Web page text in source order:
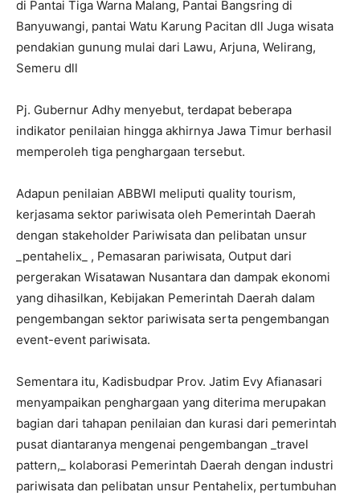
di Pantai Tiga Warna Malang, Pantai Bangsring di
Banyuwangi, pantai Watu Karung Pacitan dll Juga wisata
pendakian gunung mulai dari Lawu, Arjuna, Welirang,
Semeru dll
Pj. Gubernur Adhy menyebut, terdapat beberapa
indikator penilaian hingga akhirnya Jawa Timur berhasil
memperoleh tiga penghargaan tersebut.
Adapun penilaian ABBWI meliputi quality tourism,
kerjasama sektor pariwisata oleh Pemerintah Daerah
dengan stakeholder Pariwisata dan pelibatan unsur
_pentahelix_ , Pemasaran pariwisata, Output dari
pergerakan Wisatawan Nusantara dan dampak ekonomi
yang dihasilkan, Kebijakan Pemerintah Daerah dalam
pengembangan sektor pariwisata serta pengembangan
event-event pariwisata.
Sementara itu, Kadisbudpar Prov. Jatim Evy Afianasari
menyampaikan penghargaan yang diterima merupakan
bagian dari tahapan penilaian dan kurasi dari pemerintah
pusat diantaranya mengenai pengembangan _travel
pattern,_ kolaborasi Pemerintah Daerah dengan industri
pariwisata dan pelibatan unsur Pentahelix, pertumbuhan